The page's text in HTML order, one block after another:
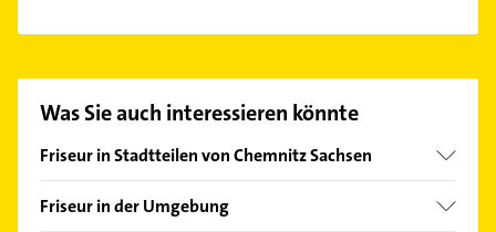
Hier finden Sie alleKontaktdaten
Was Sie auch interessieren könnte
Friseur in Stadtteilen von Chemnitz Sachsen
Altchemnitz
Friseur in der Umgebung